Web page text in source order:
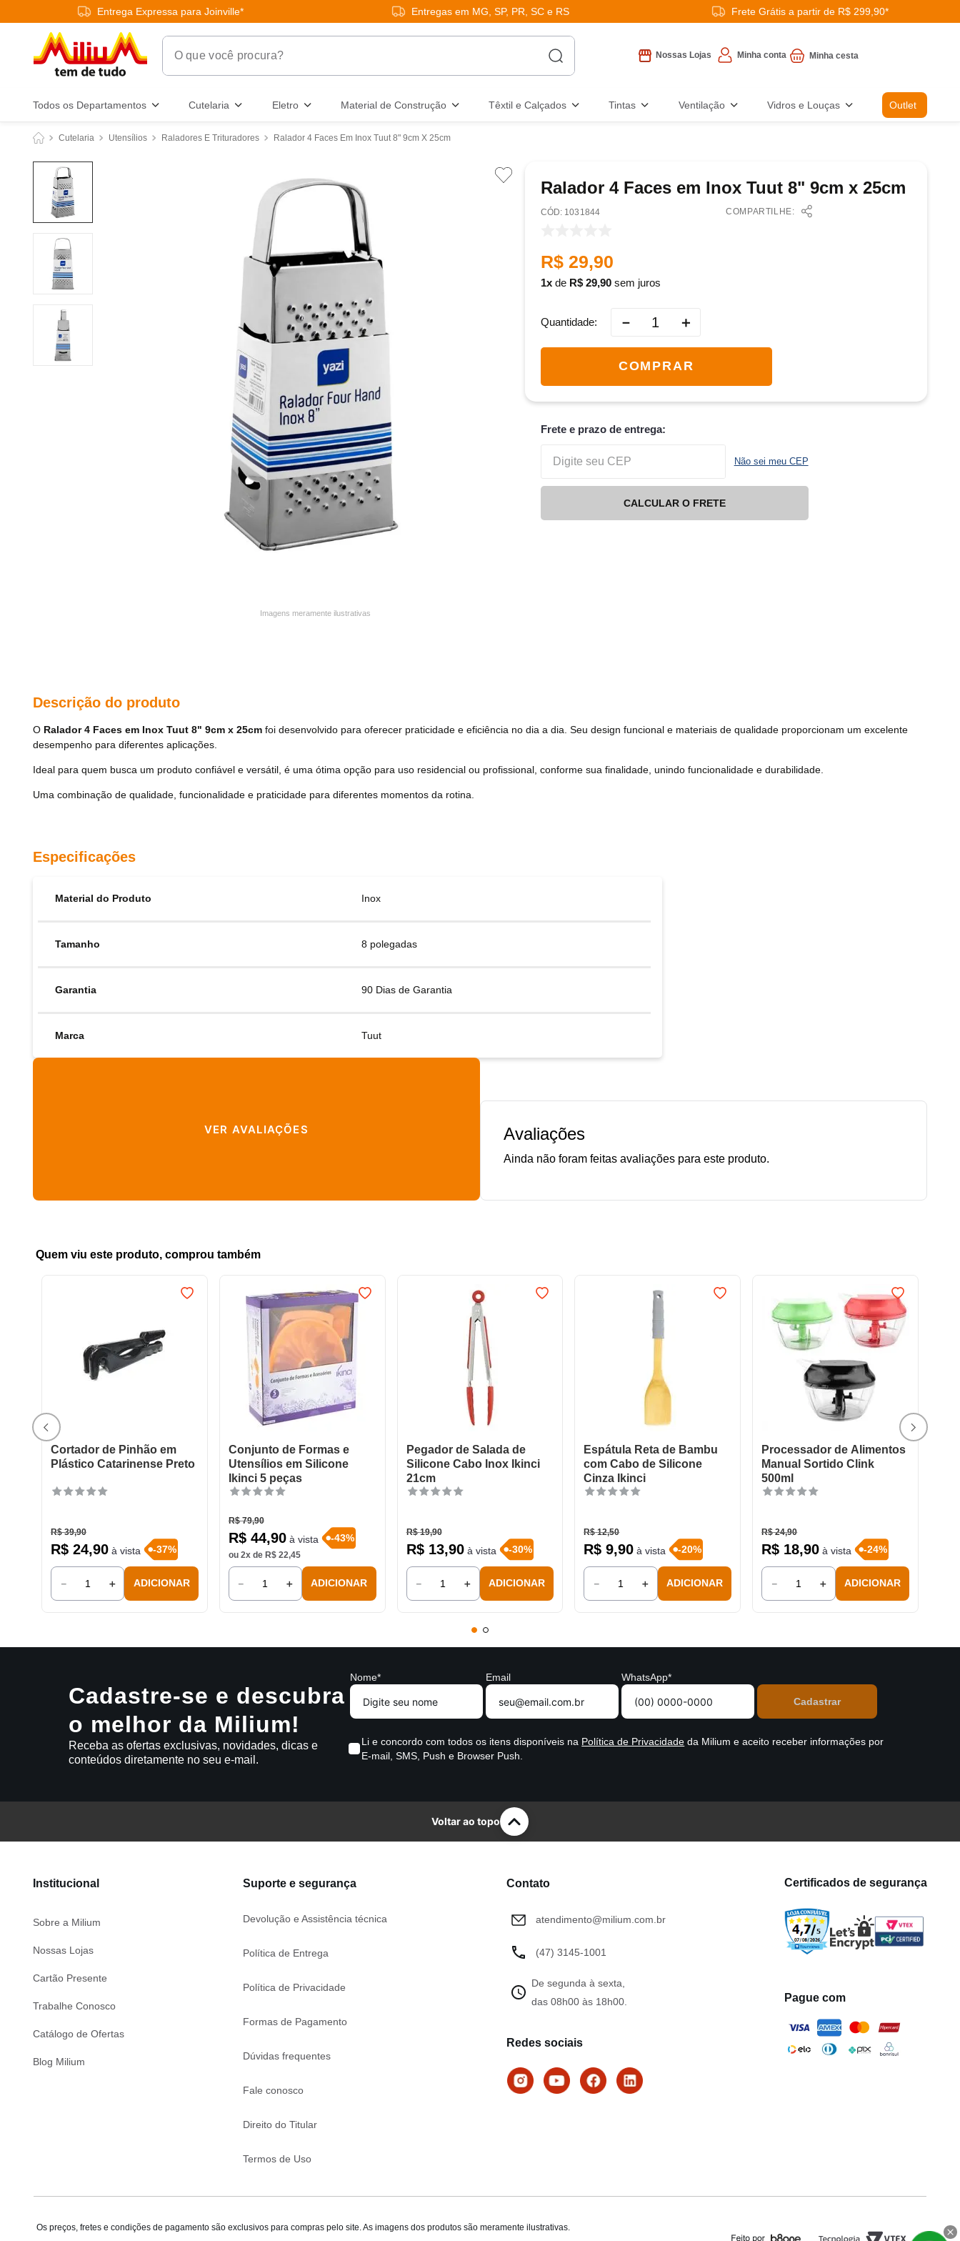
Entrega Expressa para Joinville* Entregas em MG, SP, PR, SC e RS Frete Grátis a partir de R$ 299,90*
O que você procura?
Nossas Lojas Minha conta
Todos os Departamentos Cutelaria Eletro Material de Construção Têxtil e Calçados Tintas Ventilação Vidros e Louças Outlet
Cutelaria Utensílios Raladores E Trituradores Ralador 4 Faces Em Inox Tuut 8" 9cm X 25cm
Imagens meramente ilustrativas
Ralador 4 Faces em Inox Tuut 8" 9cm x 25cm
: 1031844 COMPARTILHE:
R$ 29,90
1 de R$ 29,90sem juros
Quantidade ＋
－
COMPRAR
Frete e prazo de entrega:
Não sei meu CEP
CALCULAR O FRETE
Descrição do produto
O Ralador 4 Faces em Inox Tuut 8" 9cm x 25cm foi desenvolvido para oferecer praticidade e eficiência no dia a dia. Seu design funcional e materiais de qualidade proporcionam um excelente
desempenho para diferentes aplicações.
Ideal para quem busca um produto confiável e versátil, é uma ótima opção para uso residencial ou profissional, conforme sua finalidade, unindo funcionalidade e durabilidade.
Uma combinação de qualidade, funcionalidade e praticidade para diferentes momentos da rotina.
Especificações
Material do Produto Inox
Tamanho 8 polegadas
Garantia 90 Dias de Garantia
Marca Tuut
VER AVALIAÇÕES Avaliações
Quem viu este produto, comprou também
Cortador de Pinhão em
Plástico Catarinense Preto
R$ 39,90
R$ 24,90à vista -37%
＋
－ ADICIONAR
Conjunto de Formas e
Utensílios em Silicone
Ikinci 5 peças
R$ 79,90
R$ 44,90à vista -43%
ou 2x de R$ 22,45
＋
－ ADICIONAR
Pegador de Salada de
Silicone Cabo Inox Ikinci
21cm
R$ 19,90
R$ 13,90à vista -30%
＋
－ ADICIONAR
Espátula Reta de Bambu
com Cabo de Silicone
Cinza Ikinci
R$ 12,50
R$ 9,90 à vista -20%
＋
－ ADICIONAR
Processador de Alimentos
Manual Sortido Clink
500ml
R$ 24,90
R$ 18,90 à vista -24%
＋
－ ADICIONAR
Cadastre-se e descubra
o melhor da Milium!
Receba as ofertas exclusivas, novidades, dicas e
conteúdos diretamente no seu e-mail.
Nome* Email WhatsApp*
Li e concordo com todos os itens disponíveis na Política de Privacidade da Milium e aceito receber informações por
E-mail, SMS, Push e Browser Push.
Voltar ao topo
Institucional
Sobre a Milium
Nossas Lojas
Cartão Presente
Trabalhe Conosco
Catálogo de Ofertas
Blog Milium
Suporte e segurança
Devolução e Assistência técnica
Política de Entrega
Política de Privacidade
Formas de Pagamento
Dúvidas frequentes
Fale conosco
Direito do Titular
Termos de Uso
Contato
atendimento@milium.com.br
(47) 3145-1001
De segunda à sexta,
das 08h00 às 18h00.
Redes sociais
Certificados de segurança
Pague com
Os preços, fretes e condições de pagamento são exclusivos para compras pelo site. As imagens dos produtos são meramente ilustrativas.
garrafa térmica
frigideira multiflon